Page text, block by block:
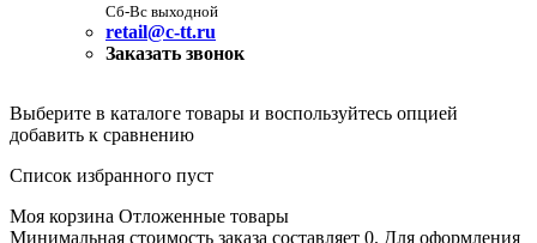
Сб-Вс выходной
retail@c-tt.ru
Заказать звонок
Выберите в каталоге товары и воспользуйтесь опцией
добавить к сравнению
Список избранного пуст
Моя корзина Отложенные товары
Минимальная стоимость заказа составляет 0. Для оформления